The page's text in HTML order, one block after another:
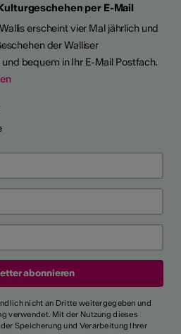
per E-Mail
erscheint vier Mal jährlich und
der Walliser
bequem in Ihr E-Mail Postfach.
nicht an Dritte weitergegeben und
verwendet. Mit der Nutzung dieses
Speicherung und Verarbeitung Ihrer